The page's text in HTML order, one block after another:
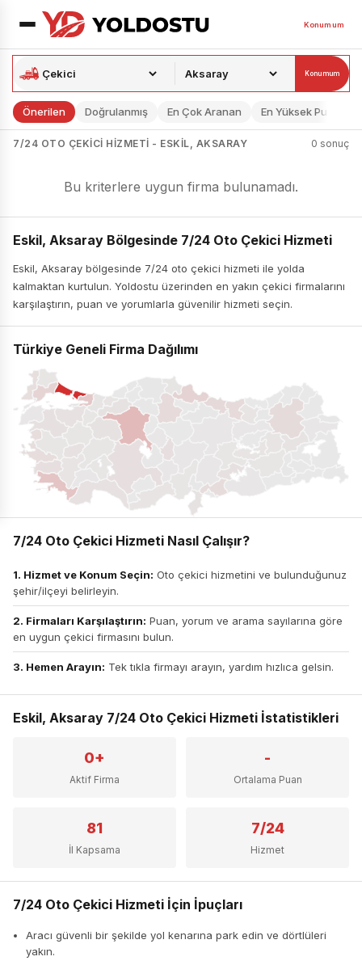
Konumum
Konumum
Önerilen Doğrulanmış En Çok Aranan En Yüksek Puan
7/24 OTO ÇEKICI HIZMETI - ESKIL, AKSARAY 0 sonuç
Bu kriterlere uygun firma bulunamadı.
Eskil, Aksaray Bölgesinde 7/24 Oto Çekici Hizmeti
Eskil, Aksaray bölgesinde 7/24 oto çekici hizmeti ile yolda
kalmaktan kurtulun. Yoldostu üzerinden en yakın çekici firmalarını
karşılaştırın, puan ve yorumlarla güvenilir hizmeti seçin.
Türkiye Geneli Firma Dağılımı
7/24 Oto Çekici Hizmeti Nasıl Çalışır?
1. Hizmet ve Konum Seçin: Oto çekici hizmetini ve bulunduğunuz
şehir/ilçeyi belirleyin.
2. Firmaları Karşılaştırın: Puan, yorum ve arama sayılarına göre
en uygun çekici firmasını bulun.
3. Hemen Arayın: Tek tıkla firmayı arayın, yardım hızlıca gelsin.
Eskil, Aksaray 7/24 Oto Çekici Hizmeti İstatistikleri
0+
Aktif Firma
-
Ortalama Puan
81
İl Kapsama
7/24
Hizmet
7/24 Oto Çekici Hizmeti İçin İpuçları
Aracı güvenli bir şekilde yol kenarına park edin ve dörtlüleri
yakın.